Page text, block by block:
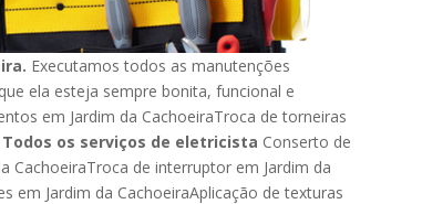
Executamos todos as manutenções
ela esteja sempre bonita, funcional e
em Jardim da CachoeiraTroca de torneiras
Todos os serviços de eletricista Conserto de
CachoeiraTroca de interruptor em Jardim da
em Jardim da CachoeiraAplicação de texturas